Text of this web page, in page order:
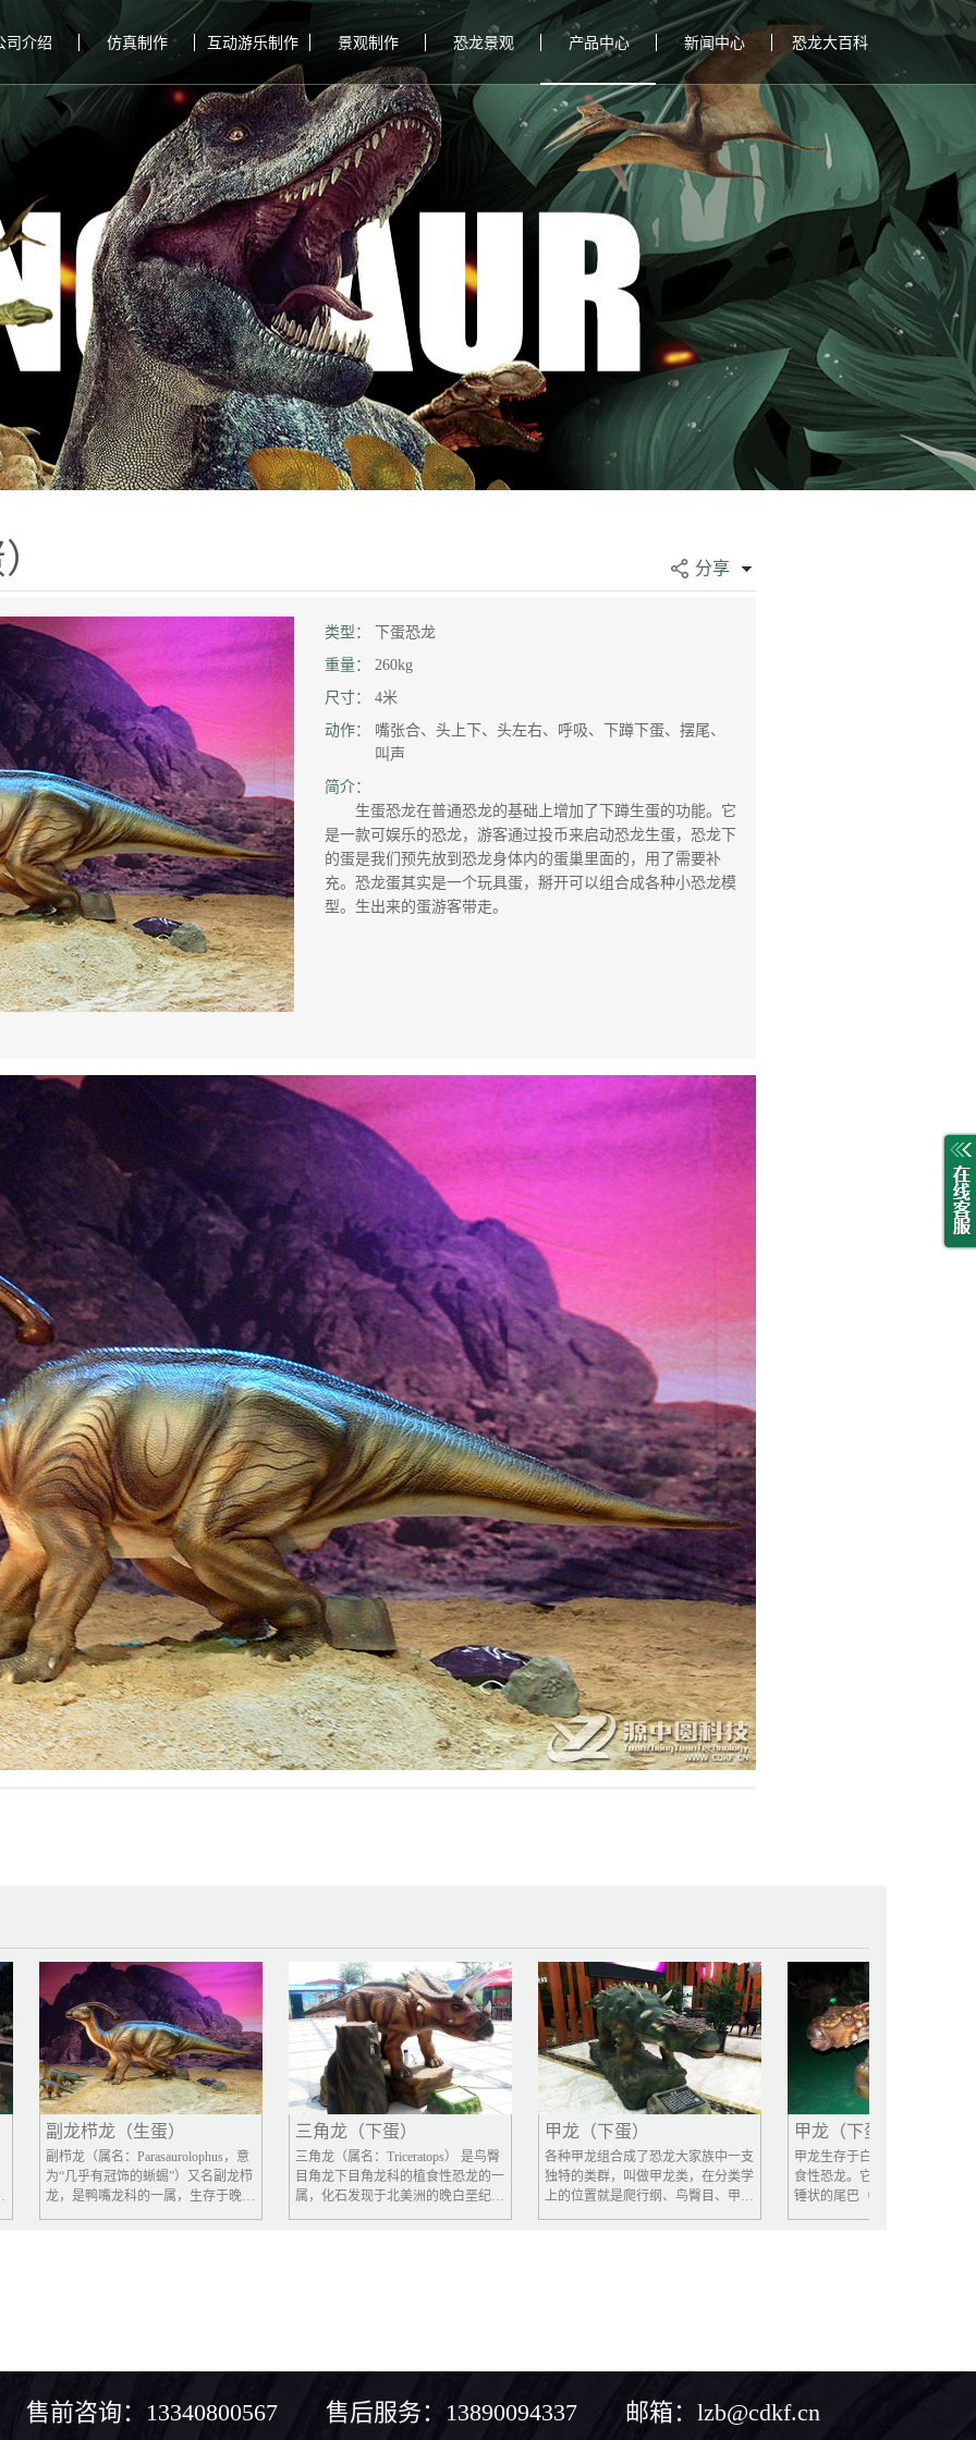
司介绍 仿真制作 互动游乐制作 景观制作 恐龙景观 产品中心 新闻中心 恐龙大百科
分享
类型：
下蛋恐龙
重量：
260kg
尺寸：
4米
动作：
嘴张合、头上下、头左右、呼吸、下蹲下蛋、摆尾、
叫声
简介：
生蛋恐龙在普通恐龙的基础上增加了下蹲生蛋的功能。它
是一款可娱乐的恐龙，游客通过投币来启动恐龙生蛋，恐龙下
的蛋是我们预先放到恐龙身体内的蛋巢里面的，用了需要补
充。恐龙蛋其实是一个玩具蛋，掰开可以组合成各种小恐龙模
型。生出来的蛋游客带走。
龙栉龙（生蛋）
栉龙（属名：Parasaurolophus，意
“几乎有冠饰的蜥蜴”）又名副龙栉
，是鸭嘴龙科的一属，生存于晚白
纪的北美洲，约7,600万年到7,300
三角龙（下蛋）
三角龙（属名：Triceratops） 是鸟臀
目角龙下目角龙科的植食性恐龙的一
属，化石发现于北美洲的晚白垩纪晚
马斯垂克阶地层，约6800万年前到65
甲龙（下蛋）
各种甲龙组合成了恐龙大家族中一支
独特的类群，叫做甲龙类，在分类学
上的位置就是爬行纲、鸟臀目、甲龙
亚目。甲龙类是恐龙大家族中较晚出
甲龙（下蛋）
甲龙生存于白垩晚期，同时有许多肉
食性恐龙。它的骨质、钉状的骨板与
锤状的尾巴（又称尾锤）能提供很好
保护作用，它的骨骼在蒙他那州发掘
售前咨询：13340800567 售后服务：13890094337 邮箱：lzb@cdkf.cn